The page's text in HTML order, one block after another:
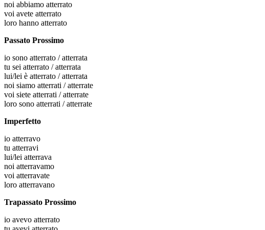
noi abbiamo atterrato
voi avete atterrato
loro hanno atterrato
Passato Prossimo
io sono atterrato / atterrata
tu sei atterrato / atterrata
lui/lei è atterrato / atterrata
noi siamo atterrati / atterrate
voi siete atterrati / atterrate
loro sono atterrati / atterrate
Imperfetto
io atterravo
tu atterravi
lui/lei atterrava
noi atterravamo
voi atterravate
loro atterravano
Trapassato Prossimo
io avevo atterrato